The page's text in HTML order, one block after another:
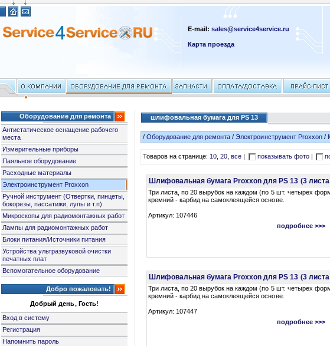
E-mail:sales@service4service.ru
Карта проезда
Оборудование для ремонта
Антистатическое оснащение рабочего
места
Измерительные приборы
Паяльное оборудование
Расходные материалы
Электроинструмент Proxxon
Ручной инструмент (Отвертки, пинцеты,
бокорезы, пассатижи, лупы и т.п)
Микроскопы для радиомонтажных работ
Лампы для радиомонтажных работ
Блоки питания/Источники питания
Устройства ультразвуковой очистки
печатных плат
Вспомогательное оборудование
Добро пожаловать!
Добрый день, Гость!
Вход в систему
Регистрация
Напомнить пароль
шлифовальная бумага для PS 13
/Оборудование для ремонта /Электроинструмент Proxxon/
Товаров на странице:10,20,все показывать фото|
Шлифовальная бумага Proxxon для PS 13 (3
Три листа, по 20 вырубок на каждом (по 5 шт. четырех
кремний - карбид на самоклеящейся основе.
Артикул: 107446
подробнее >>>
Шлифовальная бумага Proxxon для PS 13 (3
Три листа, по 20 вырубок на каждом (по 5 шт. четырех
кремний - карбид на самоклеящейся основе.
Артикул: 107447
подробнее >>>